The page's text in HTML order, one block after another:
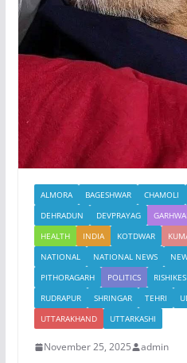
o
k
p
p
ALMORA BAGESHWAR CHAMOLI
DEHRADUN
DEVPRAYAG
HEALTH
INDIA KOTDWAR
NATIONAL
NATIONAL NEWS
PITHORAGARH
POLITICS
RUDRAPUR
SHRINGAR TEHRI
UTTARAKHAND
UTTARKASHI
November 25, 2025 admin